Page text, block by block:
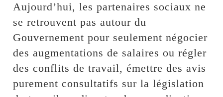
Aujourd’hui, les partenaires sociaux ne
se retrouvent pas autour du
Gouvernement pour seulement négocier
des augmentations de salaires ou régler
des conflits de travail, émettre des avis
purement consultatifs sur la législation